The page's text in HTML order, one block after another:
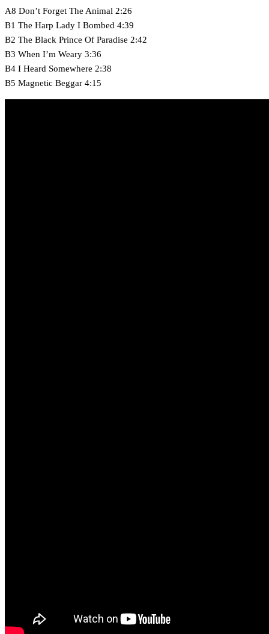
A8 Don’t Forget The Animal 2:26
B1 The Harp Lady I Bombed 4:39
B2 The Black Prince Of Paradise 2:42
B3 When I’m Weary 3:36
B4 I Heard Somewhere 2:38
B5 Magnetic Beggar 4:15